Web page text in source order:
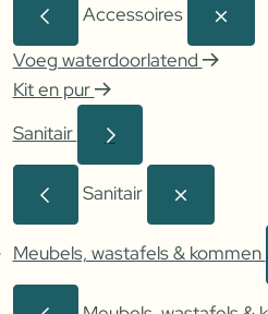
Accessoires
Voeg waterdoorlatend
Kit en pur
Sanitair
Sanitair
Meubels, wastafels & kommen